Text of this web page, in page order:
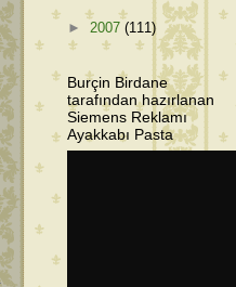
► 2007 (111)
Burçin Birdane
tarafından hazırlanan
Siemens Reklamı
Ayakkabı Pasta